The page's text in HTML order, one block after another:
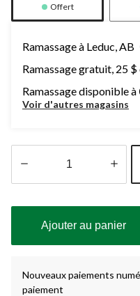
Offert
Ramassage à Leduc, AB
Ramassage gratuit, 25
Ramassage disponible à
Voir d'autres magasins
à
Ajouter au panier
Nouveaux paiements
paiement